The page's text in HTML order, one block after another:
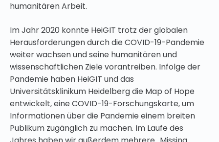
humanitären Arbeit.
Im Jahr 2020 konnte HeiGIT trotz der globalen
Herausforderungen durch die COVID-19-Pandemie
weiter wachsen und seine humanitären und
wissenschaftlichen Ziele vorantreiben. Infolge der
Pandemie haben HeiGIT und das
Universitätsklinikum Heidelberg die Map of Hope
entwickelt, eine COVID-19-Forschungskarte, um
Informationen über die Pandemie einem breiten
Publikum zugänglich zu machen. Im Laufe des